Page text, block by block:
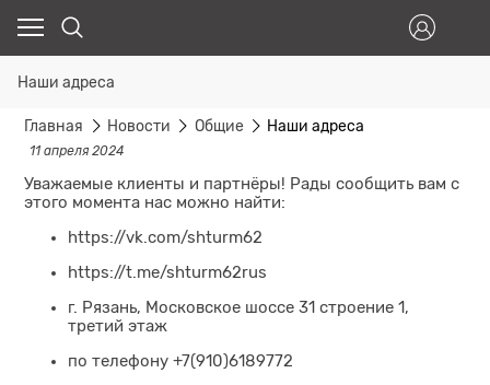
Наши адреса
Главная Новости Общие Наши адреса
11 апреля 2024
Уважаемые клиенты и партнёры! Рады сообщить вам с
этого момента нас можно найти:
https://vk.com/shturm62
https://t.me/shturm62rus
г. Рязань, Московское шоссе 31 строение 1,
третий этаж
по телефону +7(910)6189772